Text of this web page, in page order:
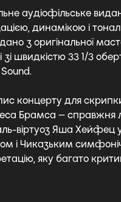
аудіофільське
динамікою і
з оригінальної
зі швидкістю 33 1/3
концерту для
Брамса — справжня
віртуоз Яша Хейфец
і Чиказьким
яку багато